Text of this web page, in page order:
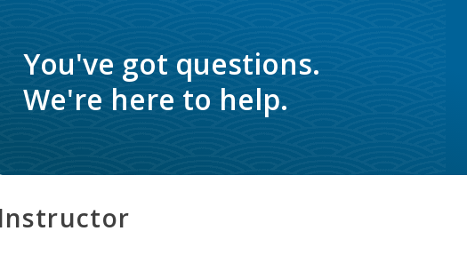
You've got questions.
We're here to help.
Instructor